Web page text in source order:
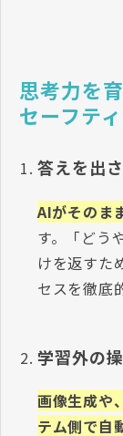
思考力を
セーフテ
答えを出
AIがそのま
す。「どう
けを返すた
セスを徹底
学習外の
画像生成や
テム側で自